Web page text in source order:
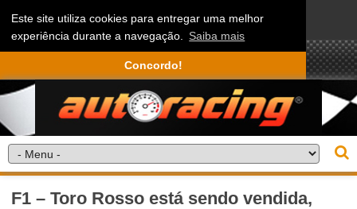
Este site utiliza cookies para entregar uma melhor
experiência durante a navegação. Saiba mais
Concordo!
F1 – Toro Rosso está sendo vendida,